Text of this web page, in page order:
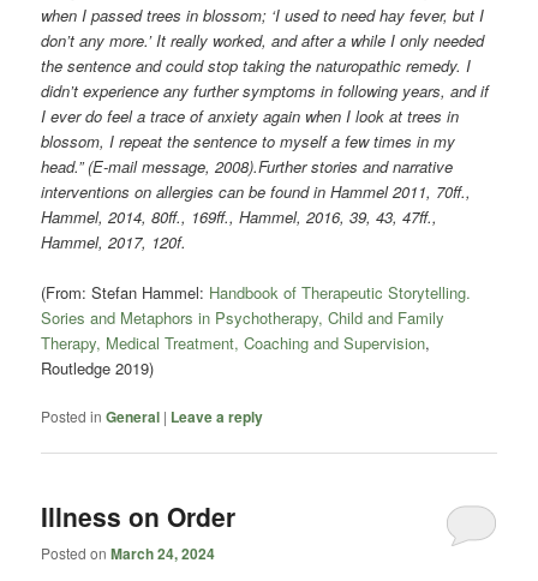
when I passed trees in blossom; ‘I used to need hay fever, but I
don’t any more.’ It really worked, and after a while I only needed
the sentence and could stop taking the naturopathic remedy. I
didn’t experience any further symptoms in following years, and if
I ever do feel a trace of anxiety again when I look at trees in
blossom, I repeat the sentence to myself a few times in my
head.” (E-mail message, 2008).Further stories and narrative
interventions on allergies can be found in Hammel 2011, 70ff.,
Hammel, 2014, 80ff., 169ff., Hammel, 2016, 39, 43, 47ff.,
Hammel, 2017, 120f.
(From: Stefan Hammel: Handbook of Therapeutic Storytelling.
Sories and Metaphors in Psychotherapy, Child and Family
Therapy, Medical Treatment, Coaching and Supervision,
Routledge 2019)
Posted in General | Leave a reply
Illness on Order
Posted onMarch 24, 2024